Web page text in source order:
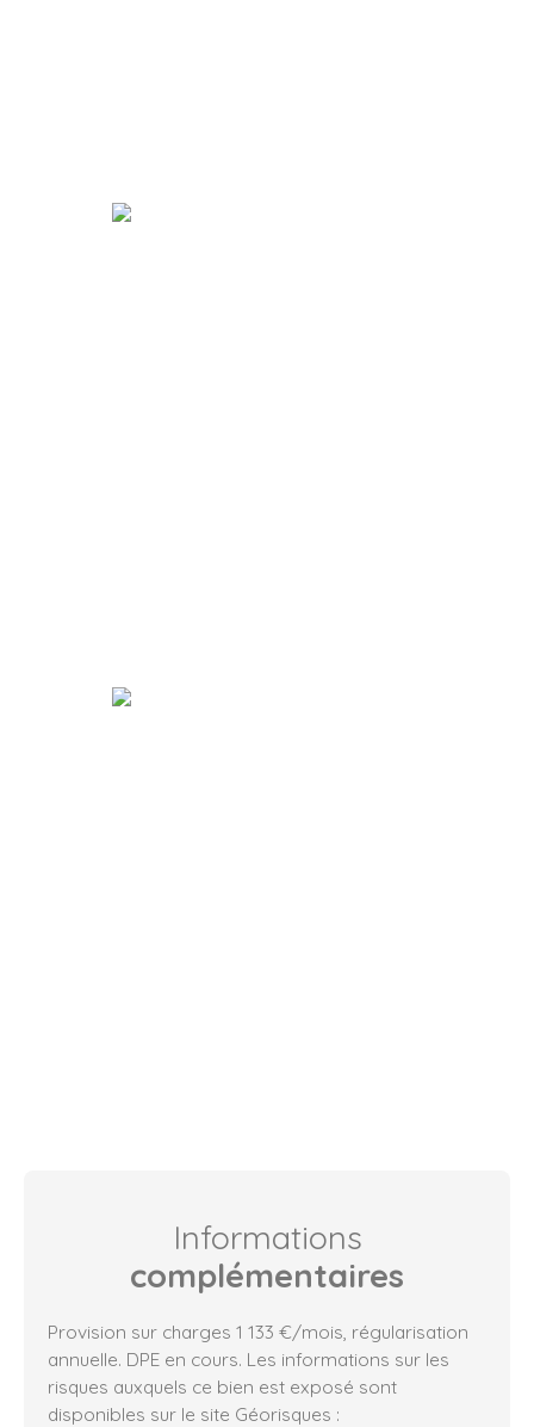
Informations
complémentaires
Provision sur charges 1 133 €/mois, régularisation
annuelle. DPE en cours. Les informations sur les
risques auxquels ce bien est exposé sont
disponibles sur le site Géorisques :